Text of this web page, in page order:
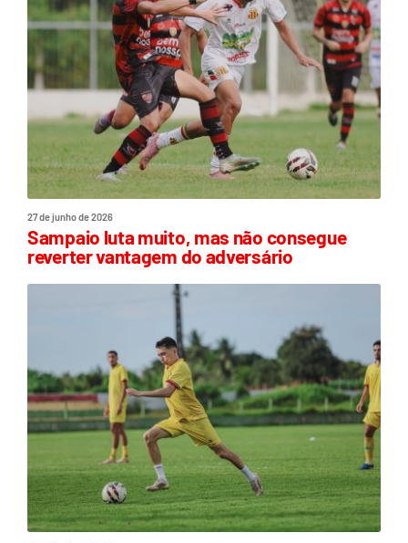
27 de junho de 2026
Sampaio luta muito, mas não consegue
reverter vantagem do adversário